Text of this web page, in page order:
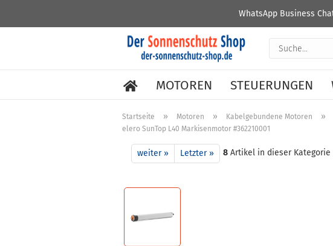
WhatsApp Business
MOTOREN STEUERUNGEN
Startseite » Motoren » Kabelgebundene Motoren »
elero SunTop L40 Markisenmotor #362210001
weiter » Letzter » 8 Artikel in dieser Kategorie